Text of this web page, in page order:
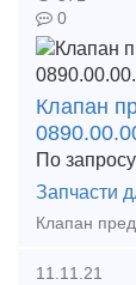
0
Клапан
По запросу
Запчасти
11.11.21